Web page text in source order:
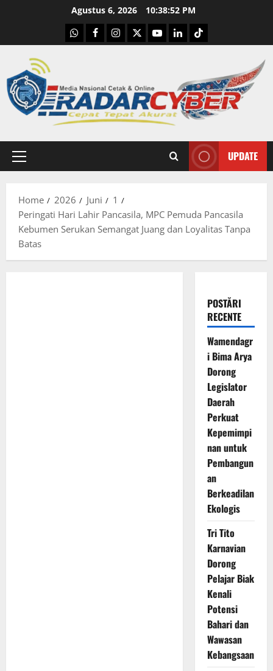
Agustus 6, 2026 10:38:53 PM
WhatsApp
Facebook
Instagram
X YoutubelinkedinTiktok
Primary
UPDATE
Home 2026 Juni
1
Peringati Hari Lahir Pancasila, MPC Pemuda Pancasila
Kebumen Serukan Semangat Juang dan Loyalitas Tanpa
Batas
POSTĂRI
RECENTE
Wamendagr
i Bima Arya
Dorong
Legislator
Daerah
Perkuat
Kepemimpi
nan untuk
Pembangun
an
Berkeadilan
Ekologis
Tri Tito
Karnavian
Dorong
Pelajar Biak
Kenali
Potensi
Bahari dan
Wawasan
Kebangsaan